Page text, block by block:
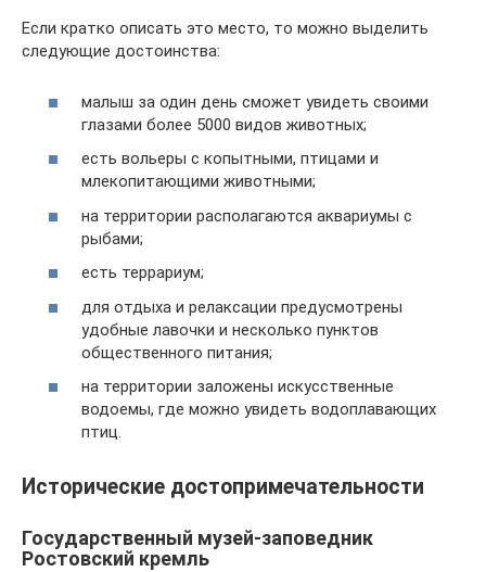
Если кратко описать это место, то можно выделить
следующие достоинства:
малыш за один день сможет увидеть своими
глазами более 5000 видов животных;
есть вольеры с копытными, птицами и
млекопитающими животными;
на территории располагаются аквариумы с
рыбами;
есть террариум;
для отдыха и релаксации предусмотрены
удобные лавочки и несколько пунктов
общественного питания;
на территории заложены искусственные
водоемы, где можно увидеть водоплавающих
птиц.
Исторические достопримечательности
Государственный музей-заповедник
Ростовский кремль